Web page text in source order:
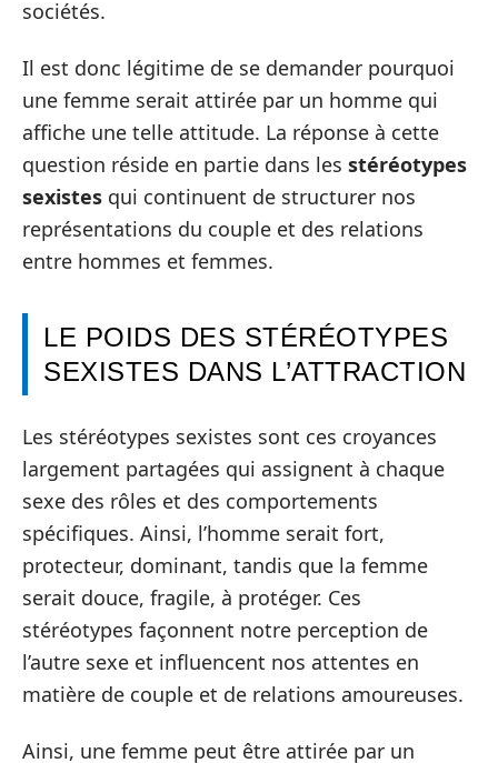
sociétés.
Il est donc légitime de se demander pourquoi
une femme serait attirée par un homme qui
affiche une telle attitude. La réponse à cette
question réside en partie dans les stéréotypes
sexistes qui continuent de structurer nos
représentations du couple et des relations
entre hommes et femmes.
LE POIDS DES STÉRÉOTYPES
SEXISTES DANS L’ATTRACTION
Les stéréotypes sexistes sont ces croyances
largement partagées qui assignent à chaque
sexe des rôles et des comportements
spécifiques. Ainsi, l’homme serait fort,
protecteur, dominant, tandis que la femme
serait douce, fragile, à protéger. Ces
stéréotypes façonnent notre perception de
l’autre sexe et influencent nos attentes en
matière de couple et de relations amoureuses.
Ainsi, une femme peut être attirée par un